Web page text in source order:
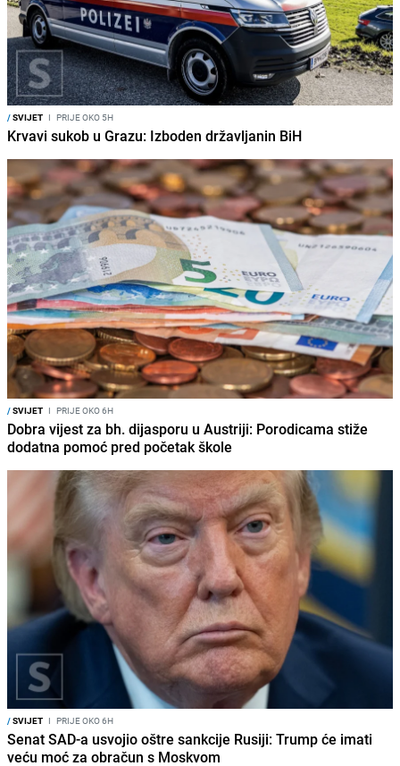
/SVIJET I PRIJE OKO 5H
Krvavi sukob u Grazu: Izboden državljanin BiH
/SVIJET I PRIJE OKO 6H
Dobra vijest za bh. dijasporu u Austriji: Porodicama stiže
dodatna pomoć pred početak škole
/SVIJET I PRIJE OKO 6H
Senat SAD-a usvojio oštre sankcije Rusiji: Trump će imati
veću moć za obračun s Moskvom